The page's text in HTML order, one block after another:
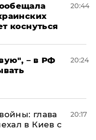
коснуться
20:44
– в РФ
20:24
глава
в Киев с
20:17